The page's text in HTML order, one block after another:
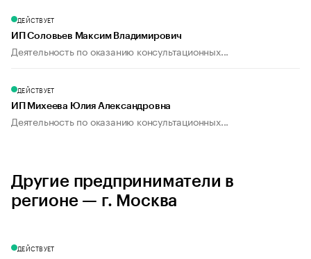
ДЕЙСТВУЕТ
ИП Соловьев Максим Владимирович
Деятельность по оказанию консультационных...
ДЕЙСТВУЕТ
ИП Михеева Юлия Александровна
Деятельность по оказанию консультационных...
Другие предприниматели в
регионе — г. Москва
ДЕЙСТВУЕТ